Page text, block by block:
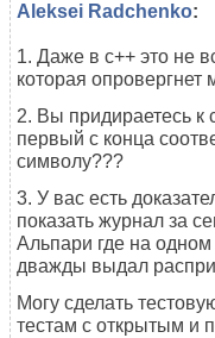
Aleksei Radchenko:
1. Даже в с++ это не
которая опровергнет
2. Вы придираетесь к
первый с конца
символу???
3. У вас есть
показать журнал за
Альпари где на
дважды выдал
Могу сделать
тестам с открытым и